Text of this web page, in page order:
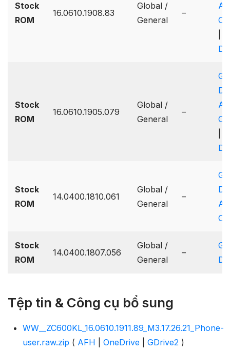
Stock
ROM
16.0610.1908.83
Global /
General
–
Stock
ROM
16.0610.1905.079
Global /
General
–
Stock
ROM
14.0400.1810.061
Global /
General
–
Stock
ROM
14.0400.1807.056
Global /
General
–
Tệp tin & Công cụ bổ sung
WW__ZC600KL_16.0610.1911.89_M3.17.26.21_Phone-
user.raw.zip ( AFH OneDrive| GDrive2)